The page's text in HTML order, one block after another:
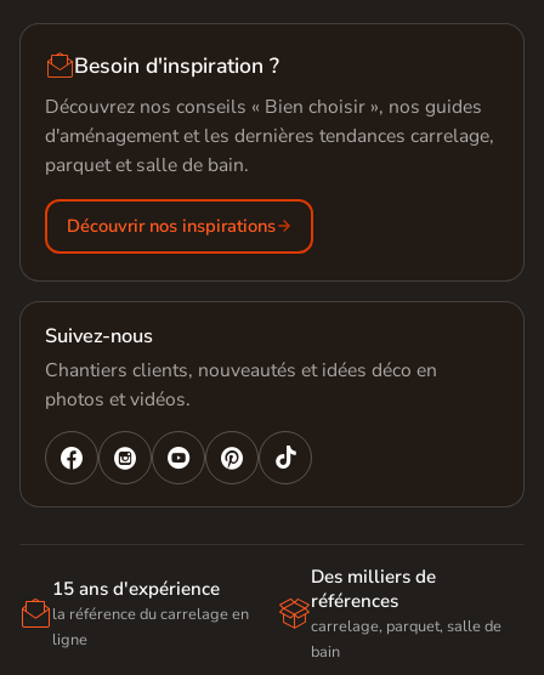
Besoin d'inspiration ?
Découvrez nos conseils « Bien choisir », nos guides
d'aménagement et les dernières tendances carrelage,
parquet et salle de bain.
Découvrir nos inspirations
Suivez-nous
Chantiers clients, nouveautés et idées déco en
photos et vidéos.
   

15 ans d'expérience
la référence du carrelage en
ligne

Des milliers de
références
carrelage, parquet, salle de
bain